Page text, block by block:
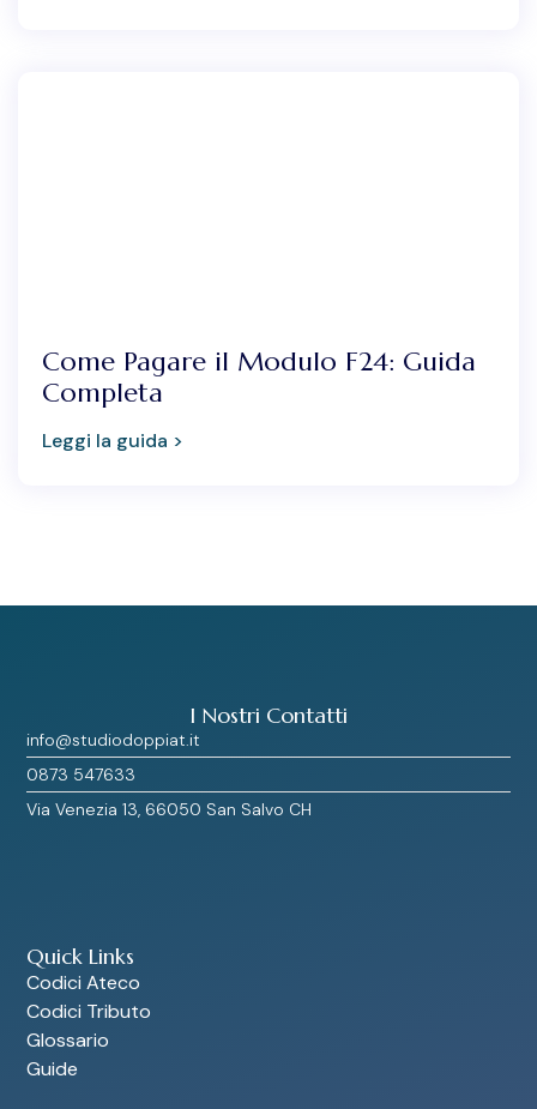
Come Pagare il Modulo F24: Guida
Completa
Leggi la guida >
Quick Links
Codici Ateco
Codici Tributo
Glossario
Guide
I Nostri Contatti
info@studiodoppiat.it
0873 547633
Via Venezia 13, 66050 San Salvo CH